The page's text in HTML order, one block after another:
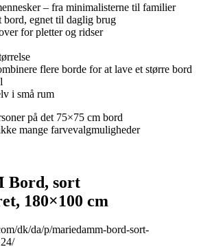
– fra minimalisterne til familier
egnet til daglig brug
for pletter og ridser
flere borde for at lave et større bord
i små rum
på det 75×75 cm bord
mange farvevalgmuligheder
Bord, sort
180×100 cm
dk/da/p/mariedamm-bord-sort-